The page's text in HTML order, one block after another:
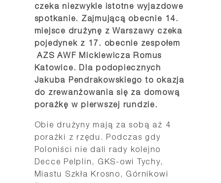
czeka niezwykle istotne wyjazdowe
spotkanie. Zajmującą obecnie 14.
miejsce drużynę z Warszawy czeka
pojedynek z 17. obecnie zespołem
AZS AWF Mickiewicza Romus
Katowice. Dla podopiecznych
Jakuba Pendrakowskiego to okazja
do zrewanżowania się za domową
porażkę w pierwszej rundzie.
Obie drużyny mają za sobą aż 4
porażki z rzędu. Podczas gdy
Poloniści nie dali rady kolejno
Decce Pelplin, GKS-owi Tychy,
Miastu Szkła Krosno, Górnikowi